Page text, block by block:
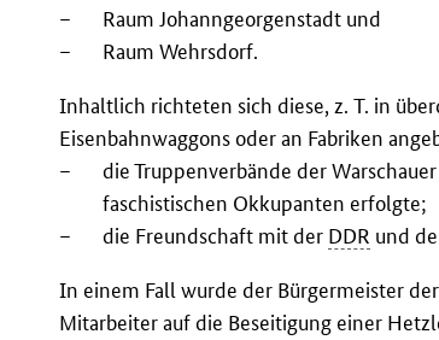
–
Raum Johanngeorgenstadt und
–
Raum Wehrsdorf.
Inhaltlich richteten sich diese, z. T. in
Eisenbahnwaggons oder an Fabriken
–
die Truppenverbände der
faschistischen Okkupanten erfolgte;
–
die Freundschaft mit der DDR und
In einem Fall wurde der Bürgermeister der
Mitarbeiter auf die Beseitigung einer